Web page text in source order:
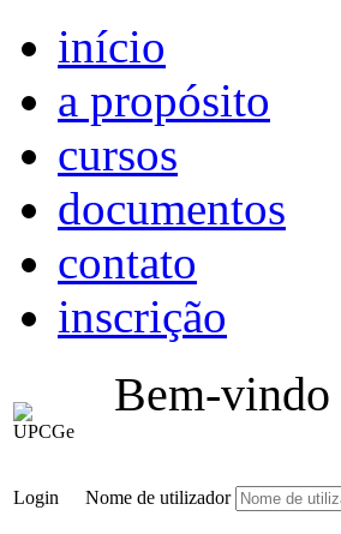
início
a propósito
cursos
documentos
contato
inscrição
Bem-vindo
Login Nome de utilizador